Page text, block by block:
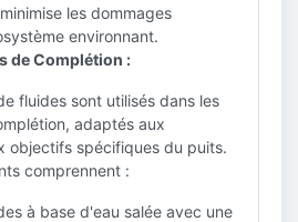
les dommages
environnant.
de Complétion :
fluides sont utilisés dans les
adaptés aux
objectifs spécifiques du puits.
comprennent :
à base d'eau salée avec une